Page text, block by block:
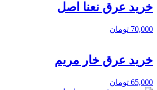
خرید عرق نعنا اصل
70,000 تومان
خرید عرق خار مریم
65,000 تومان